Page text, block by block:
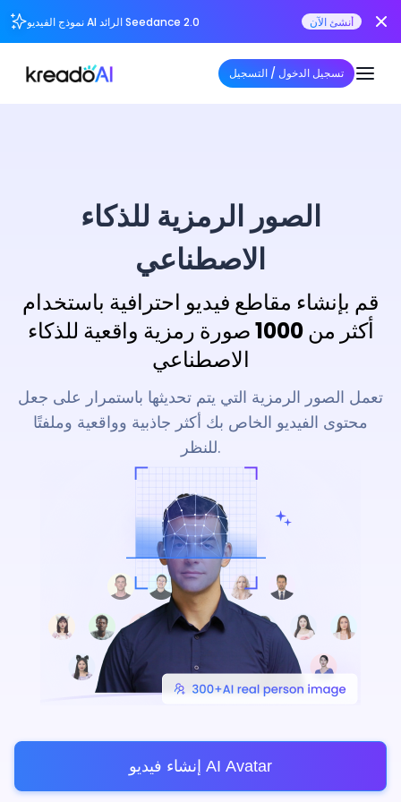
نموذج الفيديو AI الرائد Seedance 2.0 أنشئ الآن
تسجيل الدخول / التسجيل
الصور الرمزية للذكاء
الاصطناعي
قم بإنشاء مقاطع فيديو احترافية باستخدام
أكثر من 1000 صورة رمزية واقعية للذكاء
الاصطناعي
تعمل الصور الرمزية التي يتم تحديثها باستمرار على جعل
محتوى الفيديو الخاص بك أكثر جاذبية وواقعية وملفتًا
للنظر.
إنشاء فيديو AI Avatar